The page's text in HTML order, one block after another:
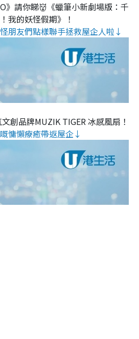
》請你睇👹《蠟筆小新劇場版：千
我的妖怪假期》！
朋友們點樣聯手拯救屋企人啦↓
創品牌MUZIK TIGER 冰感風扇！
慵懶療癒帶返屋企↓